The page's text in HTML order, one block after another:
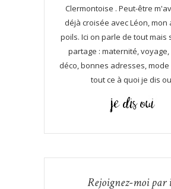
Clermontoise . Peut-être
déjà croisée avec Léon, mon
poils. Ici on parle de tout mais
partage : maternité, voyage,
déco, bonnes adresses, mode
tout ce à quoi je dis
Rejoignez-moi par